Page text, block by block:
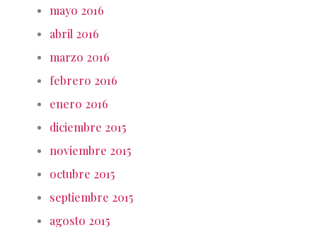
mayo 2016
abril 2016
marzo 2016
febrero 2016
enero 2016
diciembre 2015
noviembre 2015
octubre 2015
septiembre 2015
agosto 2015